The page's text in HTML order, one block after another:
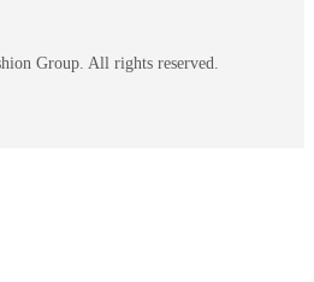
Group. All rights reserved.